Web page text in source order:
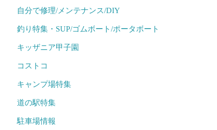
自分で修理/メンテナンス/DIY
釣り特集・SUP/ゴムボート/ポータボート
キッザニア甲子園
コストコ
キャンプ場特集
道の駅特集
駐車場情報